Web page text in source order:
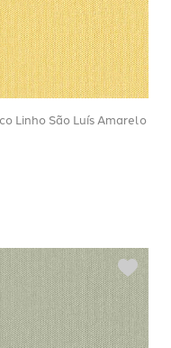
Linho São Luís Amarelo